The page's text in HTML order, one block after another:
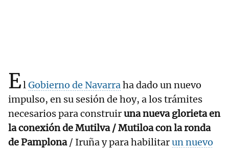
ElGobierno de Navarraha dado un nuevo
impulso, en su sesión de hoy, a los trámites
necesarios para construiruna nueva glorieta en
la conexión de Mutilva / Mutiloa con la ronda
de Pamplona/ Iruña y para habilitarun nuevo